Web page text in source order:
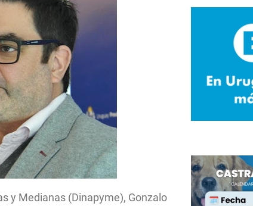
y Medianas (Dinapyme), Gonzalo